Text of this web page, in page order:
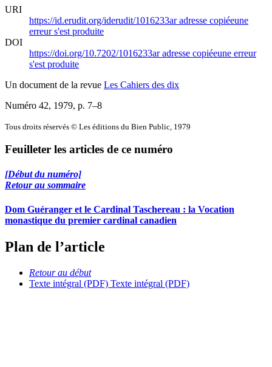
URI
https://id.erudit.org/iderudit/1016233aradresse copiéeune
erreur s'est produite
DOI
https://doi.org/10.7202/1016233aradresse copiéeune erreur
s'est produite
Un document de la revue Les Cahiers des dix
Numéro 42, 1979, p. 7–8
Tous droits réservés © Les éditions du Bien Public, 1979
Feuilleter les articles de ce numéro
[Début du numéro]
Retour au sommaire
Dom Guéranger et le Cardinal Taschereau : la Vocation
monastique du premier cardinal canadien
Plan de l’article
Retour au début
Texte intégral (PDF) Texte intégral (PDF)